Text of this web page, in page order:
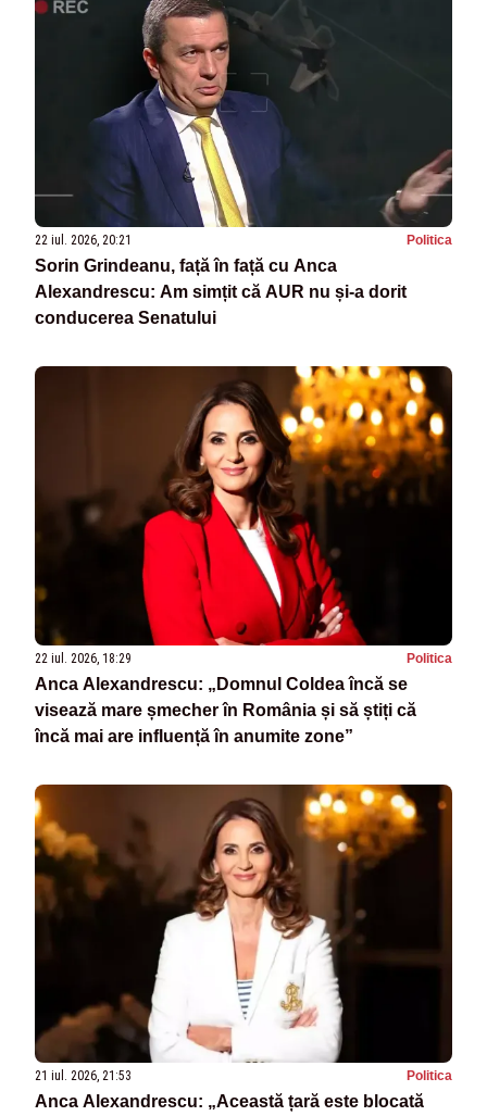
22 iul. 2026, 20:21 Politica
Sorin Grindeanu, față în față cu Anca
Alexandrescu: Am simțit că AUR nu și-a dorit
conducerea Senatului
22 iul. 2026, 18:29 Politica
Anca Alexandrescu: „Domnul Coldea încă se
visează mare șmecher în România și să știți că
încă mai are influență în anumite zone”
21 iul. 2026, 21:53 Politica
Anca Alexandrescu: „Această țară este blocată